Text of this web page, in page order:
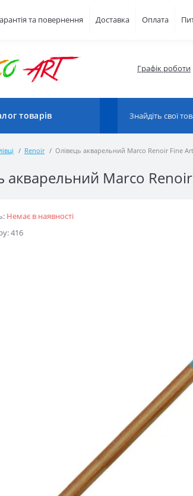
та повернення Доставка Оплата
Графік роботи
товарів
Renoir Олівець акварельний Marco Renoir Fine
акварельний Marco
Немає в наявності
416